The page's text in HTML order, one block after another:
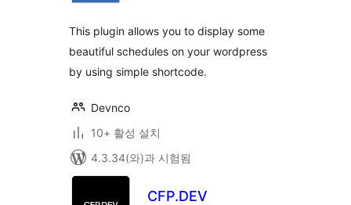
This plugin allows you to display some
beautiful schedules on your wordpress
by using simple shortcode.
Devnco
10+ 활성 설치
4.3.34(와)과 시험됨
CFP.DEV